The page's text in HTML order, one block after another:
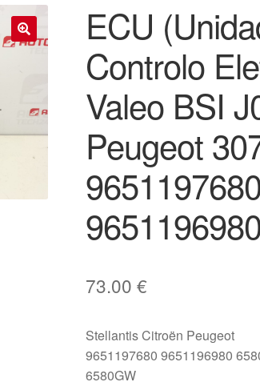
🔍
ECU
Controlo
Valeo BSI
Peugeot
73.00 €
Stellantis Citroën Peugeot
9651197680 9651196980
6580GW